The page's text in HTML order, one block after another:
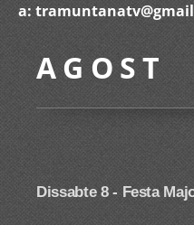
a:
A G O S T
Dissabte 8 -Festa